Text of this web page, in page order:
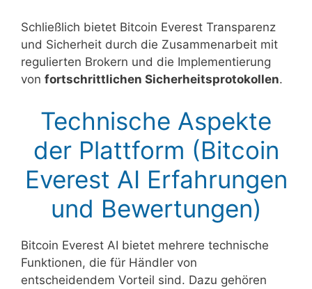
Schließlich bietet Bitcoin Everest Transparenz
und Sicherheit durch die Zusammenarbeit mit
regulierten Brokern und die Implementierung
von fortschrittlichen Sicherheitsprotokollen.
Technische Aspekte
der Plattform (Bitcoin
Everest AI Erfahrungen
und Bewertungen)
Bitcoin Everest AI bietet mehrere technische
Funktionen, die für Händler von
entscheidendem Vorteil sind. Dazu gehören